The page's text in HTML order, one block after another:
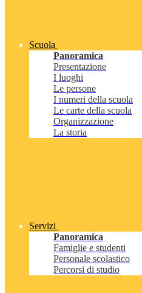
Scuola
Panoramica
Presentazione
I luoghi
Le persone
I numeri della scuola
Le carte della scuola
Organizzazione
La storia
Servizi
Panoramica
Famiglie e studenti
Personale scolastico
Percorsi di studio